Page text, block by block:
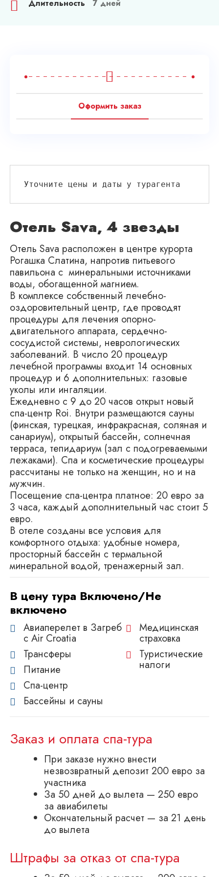
Условия обслуживания
Блог
Длительность 7 дней
Уточните цены и даты у турагента
Отель Sava, 4 звезды
Отель Sava расположен в центре курорта
Рогашка Слатина, напротив питьевого
павильона с минеральными источниками
воды, обогащенной магнием.
В комплексе собственный лечебно-
оздоровительный центр, где проводят
процедуры для лечения опорно-
двигательного аппарата, сердечно-
сосудистой системы, неврологических
заболеваний. В число 20 процедур
лечебной программы входит 14 основных
процедур и 6 дополнительных: газовые
уколы или ингаляции.
Ежедневно с 9 до 20 часов открыт новый
спа-центр Roi. Внутри размещаются сауны
(финская, турецкая, инфракрасная, соляная и
санариум), открытый бассейн, солнечная
терраса, тепидариум (зал с подогреваемыми
лежаками). Спа и косметические процедуры
рассчитаны не только на женщин, но и на
мужчин.
Посещение спа-центра платное: 20 евро за
3 часа, каждый дополнительный час стоит 5
евро.
В отеле созданы все условия для
комфортного отдыха: удобные номера,
просторный бассейн с термальной
минеральной водой, тренажерный зал.
В цену тура Включено/Не
включено
Авиаперелет в Загреб
c Air Croatia
Трансферы
Питание
Спа-центр
Бассейны и сауны
Медицинская
страховка
Туристические
налоги
Заказ и оплата спа-тура
При заказе нужно внести
незвозвратный депозит 200 евро за
участника
За 50 дней до вылета — 250 евро
за авиабилеты
Окончательный расчет — за 21 день
до вылета
Штрафы за отказ от спа-тура
Оформить заказ